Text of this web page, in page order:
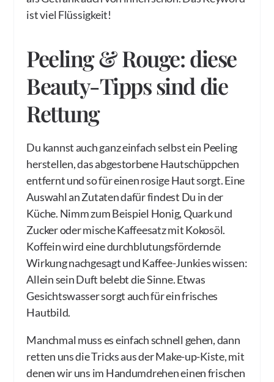
ist viel Flüssigkeit!
Peeling & Rouge: diese
Beauty-Tipps sind die
Rettung
Du kannst auch ganz einfach selbst ein Peeling
herstellen, das abgestorbene Hautschüppchen
entfernt und so für einen rosige Haut sorgt. Eine
Auswahl an Zutaten dafür findest Du in der
Küche. Nimm zum Beispiel Honig, Quark und
Zucker oder mische Kaffeesatz mit Kokosöl.
Koffein wird eine durchblutungsfördernde
Wirkung nachgesagt und Kaffee-Junkies wissen:
Allein sein Duft belebt die Sinne. Etwas
Gesichtswasser sorgt auch für ein frisches
Hautbild.
Manchmal muss es einfach schnell gehen, dann
retten uns die Tricks aus der Make-up-Kiste, mit
denen wir uns im Handumdrehen einen frischen